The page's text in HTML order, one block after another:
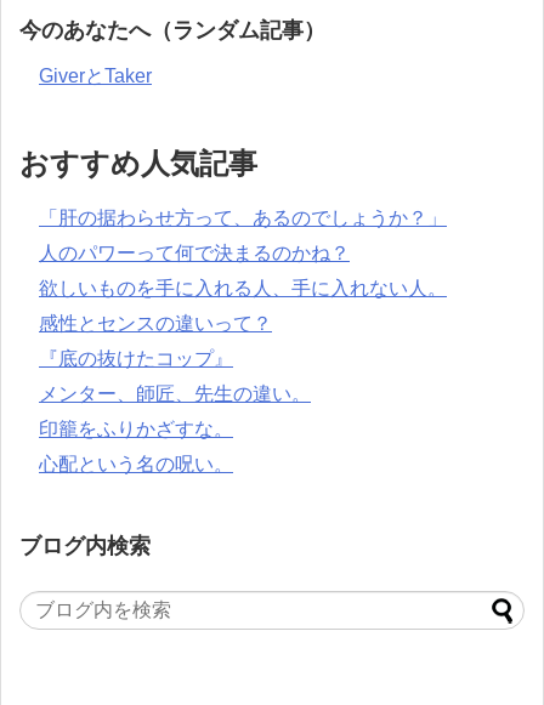
今のあなたへ（ランダム記事）
GiverとTaker
おすすめ人気記事
「肝の据わらせ方って、あるのでしょうか？」
人のパワーって何で決まるのかね？
欲しいものを手に入れる人、手に入れない人。
感性とセンスの違いって？
『底の抜けたコップ』
メンター、師匠、先生の違い。
印籠をふりかざすな。
心配という名の呪い。
ブログ内検索